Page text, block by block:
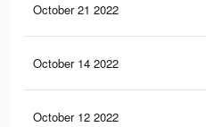
October 21 2022
October 14 2022
October 12 2022